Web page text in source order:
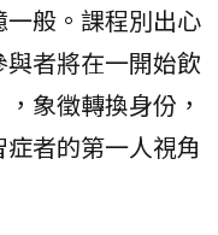
般。課程別出心
者將在一開始飲
象徵轉換身份，
者的第一人視角